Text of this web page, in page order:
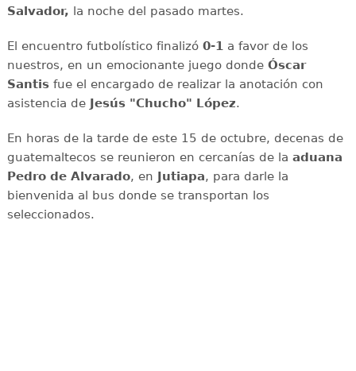
Salvador, la noche del pasado martes.
El encuentro futbolístico finalizó 0-1a favor de los
nuestros, en un emocionante juego donde Óscar
Santisfue el encargado de realizar la anotación con
asistencia de Jesús "Chucho" López.
En horas de la tarde de este 15 de octubre, decenas de
guatemaltecos se reunieron en cercanías de la aduana
Pedro de Alvarado, en Jutiapa, para darle la
bienvenida al bus donde se transportan los
seleccionados.